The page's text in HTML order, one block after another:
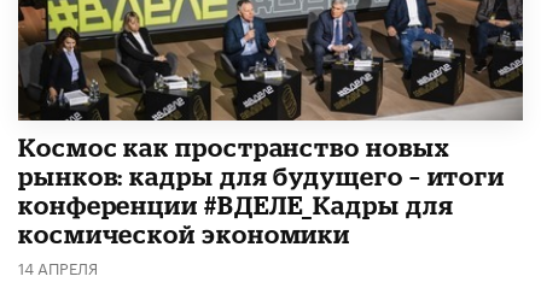
Космос как пространство новых
рынков: кадры для будущего – итоги
конференции #ВДЕЛЕ_Кадры для
космической экономики
14 АПРЕЛЯ